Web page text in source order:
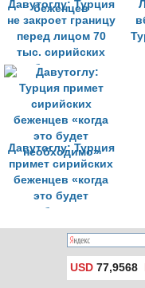
Давутоглу: Турция
не закроет границу
перед лицом 70
тыс. сирийских
беженцев
Давутоглу: Турция
примет сирийских
беженцев «когда
это будет
необходимо»
USD 77,9568